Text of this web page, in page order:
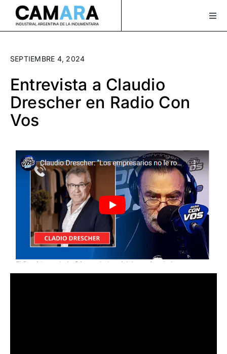
Saltar
contenido
Servicios
Actualidad
Bolsa de Trabajo
Contacto
Asociate
¡Seguinos en Instagram!
¡Seguinos en Linkedin!
SEPTIEMBRE 4, 2024
Entrevista a Claudio
Drescher en Radio Con
Vos